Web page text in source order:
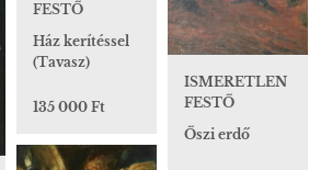
FESTŐ
Ház kerítéssel
(Tavasz)
135 000 Ft
ISMERETLEN
FESTŐ
Őszi erdő